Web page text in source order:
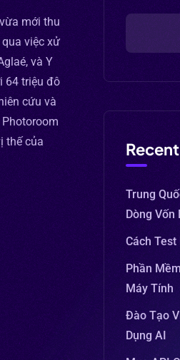
mới thu
việc xử
và Y
64 triệu đô
cứu và
thế của
Trung
Dòng Vốn
Cách Test
Phần
Máy Tính
Đào Tạo
Dụng AI